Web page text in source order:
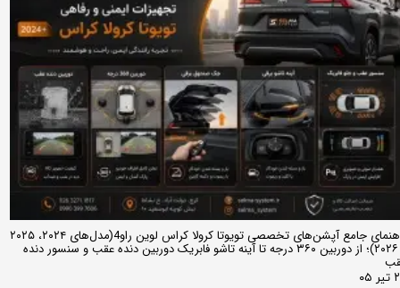
راهنمای جامع آپشن‌های تخصصی تویوتا کرولا کراس لوین راو4(مدل‌های ۲۰۲۴، ۲۰۲۵
و ۲۰۲۶)؛ از دوربین ۳۶۰ درجه تا آینه تاشو فابریک دوربین دنده عقب و سنسور دنده